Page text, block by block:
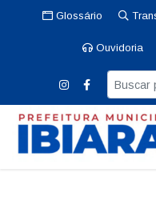
Glossário
Ouvidoria